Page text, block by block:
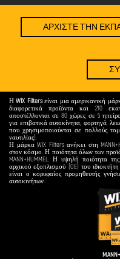
ΑΡΧΙΣΤΕ ΤΗΝ
ΗWIX Filtersείναι μια αμερικανική
διαφορετικά προϊόντα και 210
αποστέλλονται σε 80 χώρες σε 5
για επιβατικά αυτοκίνητα, φορτηγά,
που χρησιμοποιούνται σε πολλούς
ναυτιλίας).
Η μάρκα WIX Filters ανήκει στη
στον κόσμο. Η ποιότητα όλων των
MANN+HUMMEL. Η υψηλή ποιότητα
αρχικού εξοπλισμού (OE) του
είναι ο κορυφαίος προμηθευτής
αυτοκινήτων.
Εταιρία